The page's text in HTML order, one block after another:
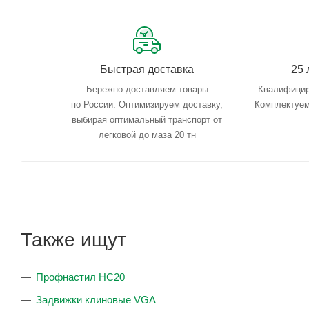
Быстрая доставка
Бережно доставляем товары
по России. Оптимизируем доставку,
выбирая оптимальный транспорт от
легковой до маза 20 тн
25
Также ищут
Профнастил НС20
Задвижки клиновые VGA